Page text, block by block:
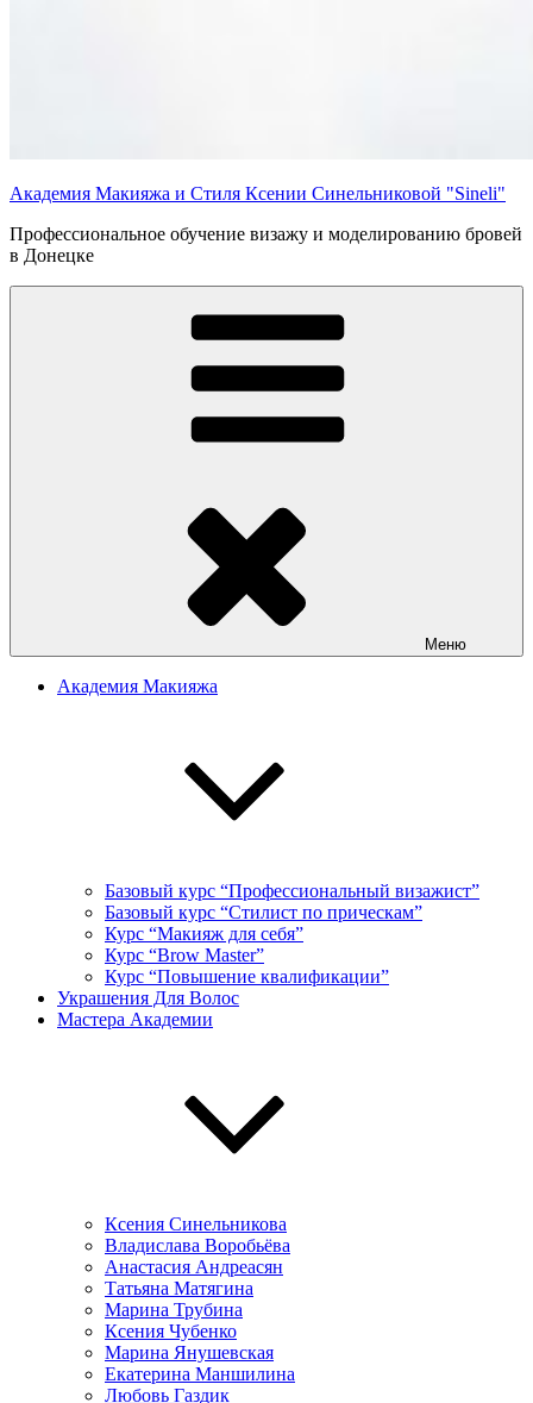
Академия Макияжа и Стиля Ксении Синельниковой "Sineli"
Профессиональное обучение визажу и моделированию бровей
в Донецке
Меню
Академия Макияжа
Базовый курс “Профессиональный визажист”
Базовый курс “Стилист по прическам”
Курс “Макияж для себя”
Курс “Brow Master”
Курс “Повышение квалификации”
Украшения Для Волос
Мастера Академии
Ксения Синельникова
Владислава Воробьёва
Анастасия Андреасян
Татьяна Матягина
Марина Трубина
Ксения Чубенко
Марина Янушевская
Екатерина Маншилина
Любовь Газдик